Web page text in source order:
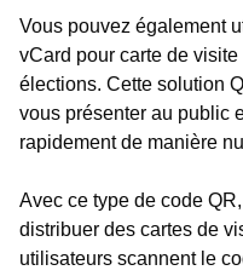
Vous pouvez également
vCard pour carte de
élections. Cette solution
vous présenter au public
rapidement de manière
Avec ce type de code
distribuer des cartes de
utilisateurs scannent le